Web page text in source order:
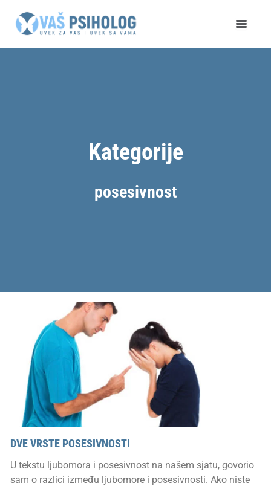
Kategorije
posesivnost
DVE VRSTE POSESIVNOSTI
U tekstu ljubomora i posesivnost na našem sjatu, govorio
sam o razlici između ljubomore i posesivnosti. Ako niste